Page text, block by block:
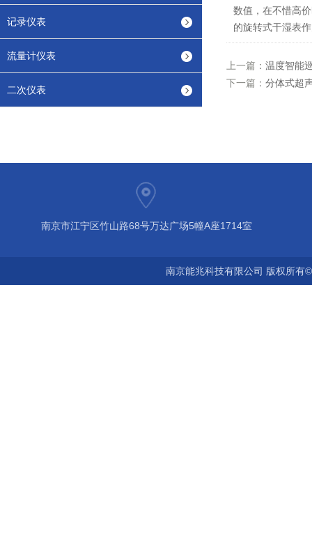
记录仪表
流量计仪表
二次仪表
数值，在不惜高
的旋转式干湿表
上一篇： 温度智能
下一篇： 分体式超
南京市江宁区竹山路68号万达广场5幢A座1714室
南京能兆科技有限公司 版权所有